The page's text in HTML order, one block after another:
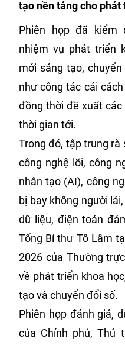
tạo nền tảng cho
Phiên họp đã kiểm
nhiệm vụ phát triển
mới sáng tạo,
như công tác cải
đồng thời đề xuất
thời gian tới.
Trong đó, tập trung
công nghệ lõi, công
nhân tạo (AI), công
bị bay không người
dữ liệu, điện toán
Tổng Bí thư Tô Lâm
2026 của Thường
về phát triển khoa
tạo và chuyển đổi số.
Phiên họp đánh giá,
của Chính phủ, Thủ